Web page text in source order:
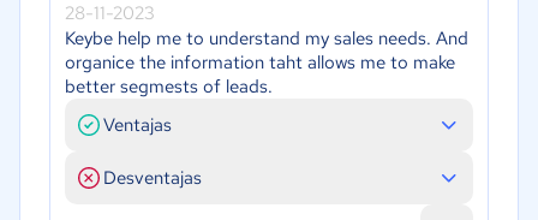
28-11-2023
Keybe help me to understand my sales needs. And
organice the information taht allows me to make
better segmests of leads.
Ventajas
Desventajas